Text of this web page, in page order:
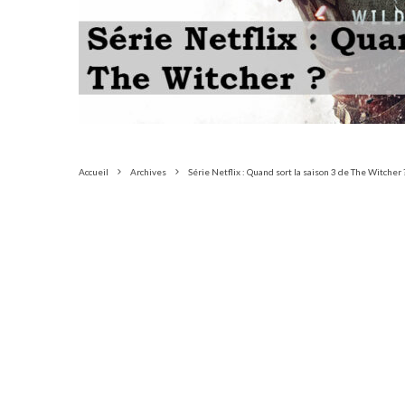
Accueil Archives Série Netflix : Quand sort la saison 3 de The Witcher